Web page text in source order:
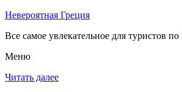
Невероятная Греция
Все самое увлекательное для туристов
Меню
Читать далее